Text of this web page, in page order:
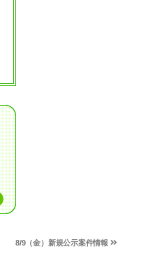
8/9（金）新規公示案件情報